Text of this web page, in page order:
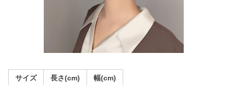
サイズ 長さ(cm) 幅(cm)